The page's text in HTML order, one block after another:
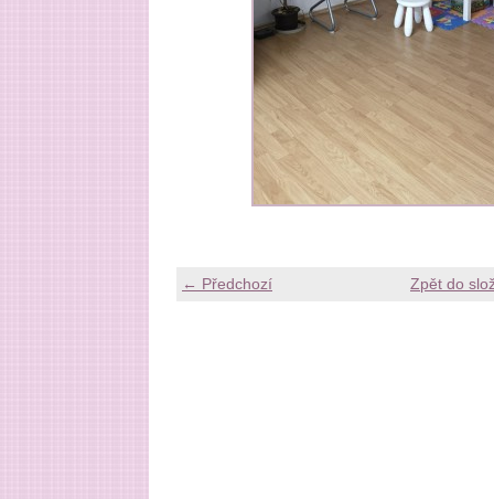
← Předchozí Zpět do